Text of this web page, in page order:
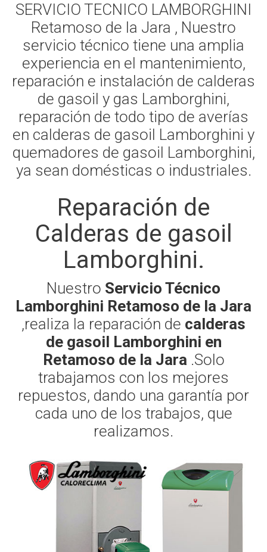
SERVICIO TECNICO LAMBORGHINI
Retamoso de la Jara , Nuestro
servicio técnico tiene una amplia
experiencia en el mantenimiento,
reparación e instalación de calderas
de gasoil y gas Lamborghini,
reparación de todo tipo de averías
en calderas de gasoil Lamborghini y
quemadores de gasoil Lamborghini,
ya sean domésticas o industriales.
Reparación de
Calderas de gasoil
Lamborghini.
Nuestro Servicio Técnico
Lamborghini Retamoso de la Jara
,realiza la reparación de calderas
de gasoil Lamborghini en
Retamoso de la Jara .Solo
trabajamos con los mejores
repuestos, dando una garantía por
cada uno de los trabajos, que
realizamos.